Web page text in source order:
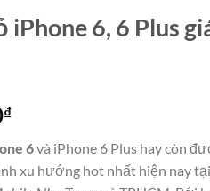
iPhone 6, 6 Plus
₫
6và iPhone 6 Plus hay còn
xu hướng hot nhất hiện nay